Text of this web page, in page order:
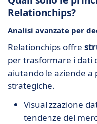
Relationchips?
Analisi avanzate per
Relationchips offre
per trasformare i dati
aiutando le aziende a
strategiche.
Visualizzazione
tendenze del